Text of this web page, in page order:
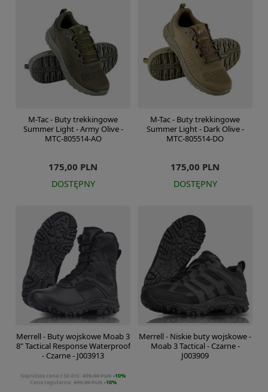
M-Tac - Buty trekkingowe
Summer Light - Army Olive -
MTC-805514-AO
175,00 PLN
DOSTĘPNY
M-Tac - Buty trekkingowe
Summer Light - Dark Olive -
MTC-805514-DO
175,00 PLN
DOSTĘPNY
Merrell - Buty wojskowe Moab 3
8" Tactical Response Waterproof
- Czarne - J003913
Najniższa cena z 30 dni: 699,00 PLN -10%
Cena regularna: 699,00 PLN -10%
Merrell - Niskie buty wojskowe -
Moab 3 Tactical - Czarne -
J003909